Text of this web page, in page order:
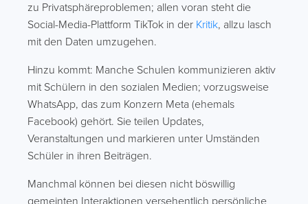
zu Privatsphäreproblemen; allen voran steht die
Social-Media-Plattform TikTok in der Kritik, allzu lasch
mit den Daten umzugehen.
Hinzu kommt: Manche Schulen kommunizieren aktiv
mit Schülern in den sozialen Medien; vorzugsweise
WhatsApp, das zum Konzern Meta (ehemals
Facebook) gehört. Sie teilen Updates,
Veranstaltungen und markieren unter Umständen
Schüler in ihren Beiträgen.
Manchmal können bei diesen nicht böswillig
gemeinten Interaktionen versehentlich persönliche